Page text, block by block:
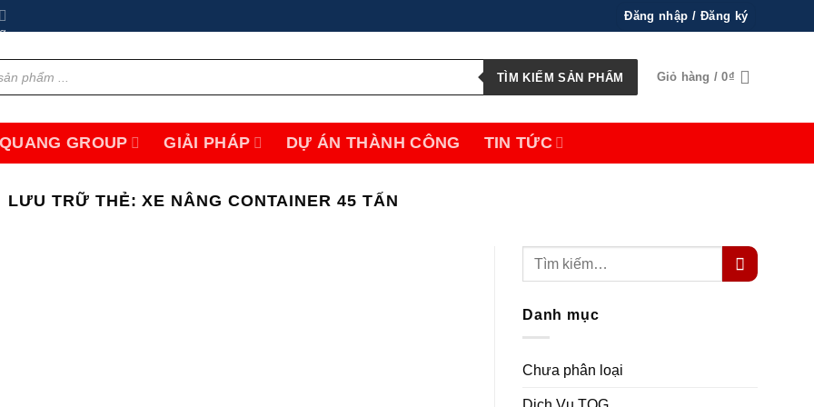
Đăng nhập / Đăng ký
TÌM KIẾM SẢN PHẨM Giỏ hàng /0₫
GROUP GIẢI PHÁP DỰ ÁN THÀNH CÔNG TIN TỨC
LƯU TRỮ THẺ:XE NÂNG CONTAINER 45 TẤN
Danh mục
Chưa phân loại